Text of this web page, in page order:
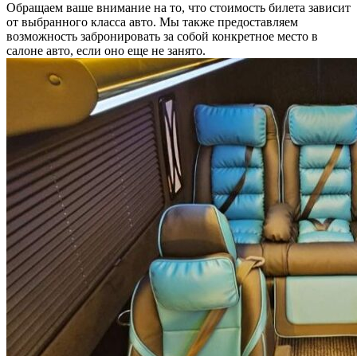
Обращаем ваше внимание на то, что стоимость билета зависит
от выбранного класса авто. Мы также предоставляем
возможность забронировать за собой конкретное место в
салоне авто, если оно еще не занято.